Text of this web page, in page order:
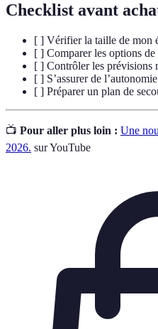
Checklist avant
[ ] Vérifier la taille de mon
[ ] Comparer les options de
[ ] Contrôler les prévisions
[ ] S’assurer de
[ ] Préparer un plan de
📺 Pour aller plus loin : Une
2026. sur YouTube